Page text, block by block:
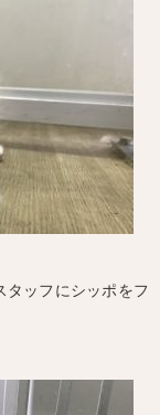
タッフにシッポをフ